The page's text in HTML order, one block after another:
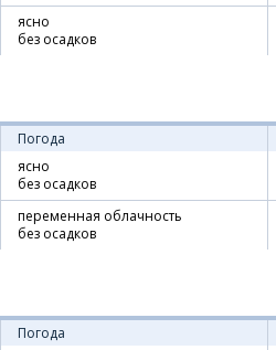
ясно
без осадков
Погода
ясно
без осадков
переменная облачность
без осадков
Погода